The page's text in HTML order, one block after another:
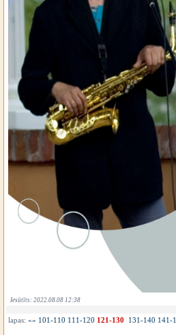
Iesūtīts: 2022.08.08 12:38
lapas: «« 101-110 111-120 121-130 131-140 141-